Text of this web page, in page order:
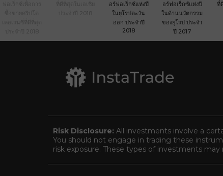
อร์ฟอเร็กซ์แห่งปี
ในยุโรปตะวัน
ออก ประจำปี
2018
อร์ฟอเร็กซ์แห่งปี
ในด้านนวัตกรรม
ของยุโรป ประจำ
ปี 2017
ที่
Risk Disclosure: All investments involve a
You should not engage in trading these
risk exposure. These types of investments